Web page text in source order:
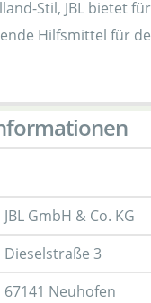
Stil, JBL bietet
Hilfsmittel für
JBL GmbH & Co. KG
Dieselstraße 3
67141 Neuhofen